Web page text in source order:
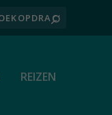
REIZEN